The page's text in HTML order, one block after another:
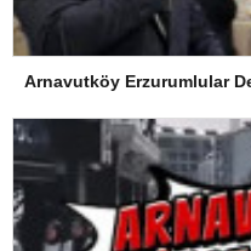
Arnavutköy Erzurumlular